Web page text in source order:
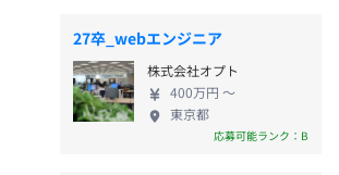
27卒_webエンジニア
株式会社オプト
400万円 〜
東京都
応募可能ランク：B